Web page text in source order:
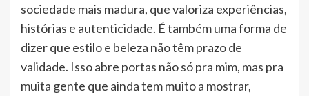
sociedade mais madura, que valoriza experiências,
histórias e autenticidade. É também uma forma de
dizer que estilo e beleza não têm prazo de
validade. Isso abre portas não só pra mim, mas pra
muita gente que ainda tem muito a mostrar,